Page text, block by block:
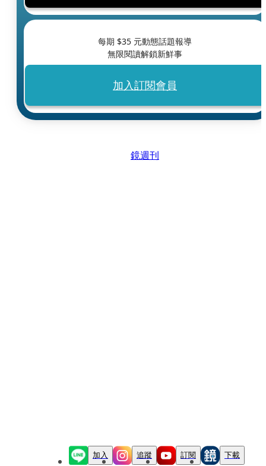
每期 $35 元動態話題報導
無限閱讀解鎖新鮮事
加入訂閱會員
鏡週刊
加入 追蹤 訂閱 下載